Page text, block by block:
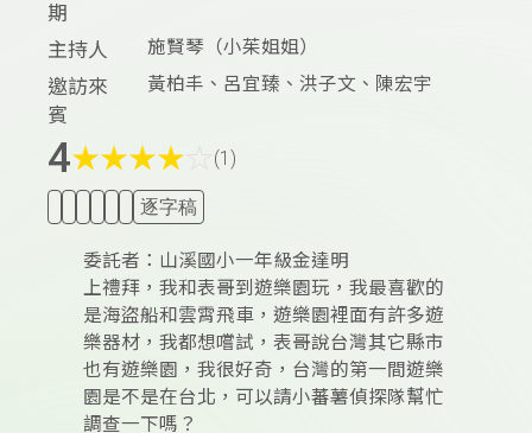
期
主持人 施賢琴（小茱姐姐）
邀訪來
賓
黃柏丰、呂宜臻、洪子文、陳宏宇
4★★★★ (1)
逐字稿
委託者：山溪國小一年級金達明
上禮拜，我和表哥到遊樂園玩，我最喜歡的
是海盜船和雲霄飛車，遊樂園裡面有許多遊
樂器材，我都想嚐試，表哥說台灣其它縣市
也有遊樂園，我很好奇，台灣的第一間遊樂
園是不是在台北，可以請小蕃薯偵探隊幫忙
調查一下嗎？